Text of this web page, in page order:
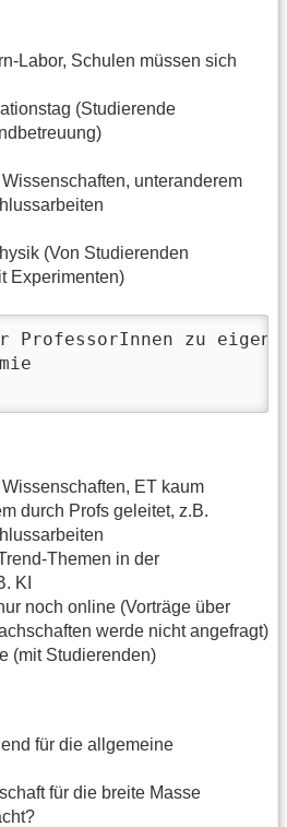
Labor, Schulen müssen sich
(Studierende
unteranderem
(Von Studierenden
Experimenten)
ProfessorInnen zu
ET kaum
durch Profs geleitet, z.B.
Themen in der
KI
noch online (Vorträge über
werde nicht angefragt)
(mit Studierenden)
für die allgemeine
für die breite Masse